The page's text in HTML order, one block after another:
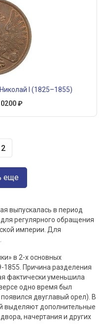
I (1825–1855)
₽
2
еще
выпускалась в период
регулярного обращения
империи. Для
в 2-х основных
1855. Причина разделения
фактически уменьшила
одно время был
двуглавый орел). В
выделяют дополнительные
начертания и других